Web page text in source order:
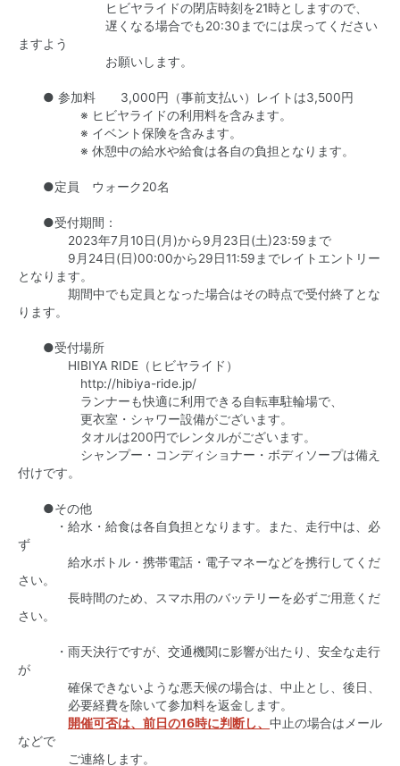
ヒビヤライドの閉店時刻を21時としますので、
遅くなる場合でも20:30までには戻ってください
ますよう
お願いします。
● 参加料 3,000円（事前支払い）レイトは3,500円
※ ヒビヤライドの利用料を含みます。
※ イベント保険を含みます。
※ 休憩中の給水や給食は各自の負担となります。
●定員 ウォーク20名
●受付期間：
2023年7月10日(月)から9月23日(土)23:59まで
9月24日(日)00:00から29日11:59までレイトエントリー
となります。
期間中でも定員となった場合はその時点で受付終了とな
ります。
●受付場所
HIBIYA RIDE（ヒビヤライド）
http://hibiya-ride.jp/
ランナーも快適に利用できる自転車駐輪場で、
更衣室・シャワー設備がございます。
タオルは200円でレンタルがございます。
シャンプー・コンディショナー・ボディソープは備え
付けです。
●その他
・給水・給食は各自負担となります。また、走行中は、必
ず
給水ボトル・携帯電話・電子マネーなどを携行してくだ
さい。
長時間のため、スマホ用のバッテリーを必ずご用意くだ
さい。
・雨天決行ですが、交通機関に影響が出たり、安全な走行
が
確保できないような悪天候の場合は、中止とし、後日、
必要経費を除いて参加料を返金します。
開催可否は、前日の16時に判断し、 中止の場合はメール
などで
ご連絡します。